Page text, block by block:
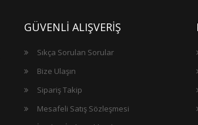
GÜVENLİ ALIŞVERİŞ
Sıkça Sorulan Sorular
Bize Ulaşın
Sipariş Takip
Mesafeli Satış Sözleşmesi